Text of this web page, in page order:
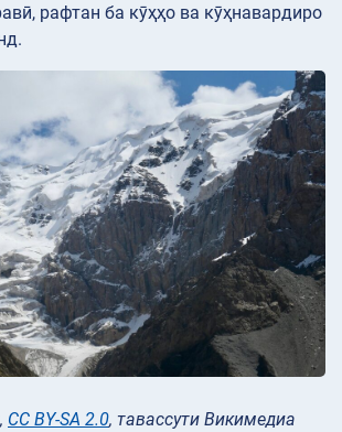
рафтан ба кӯҳҳо ва кӯҳнавардиро
, CC BY-SA 2.0, тавассути Викимедиа